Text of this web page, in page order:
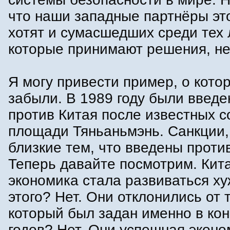
что наши западные партнёры
хотят и сумасшедших среди
которые принимают решения,
Я могу привести пример, о
забыли. В 1989 году были
против Китая после известных
площади Тяньаньмэнь.
близкие тем, что введены
Теперь давайте посмотрим.
экономика стала развиваться
этого? Нет. Они отклонились от
который был задан именно в